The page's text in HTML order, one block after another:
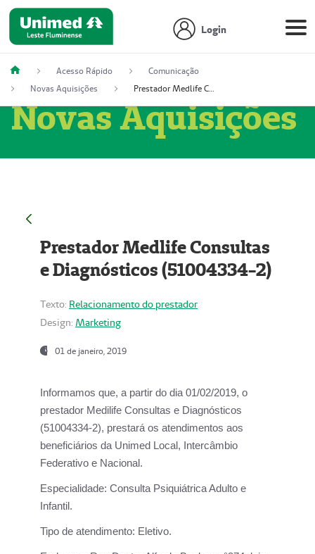
Login
Acesso Rápido
Comunicação
Novas Aquisições
Prestador Medlife Consultas e Diagnósticos (51004334-2)
Novas Aquisições
Prestador Medlife Consultas
e Diagnósticos (51004334-2)
Texto: Relacionamento do prestador
Design: Marketing
01 de janeiro, 2019
Informamos que, a partir do dia 01/02/2019, o
prestador Medilife Consultas e Diagnósticos
(51004334-2), prestará os atendimentos aos
beneficiários da Unimed Local, Intercâmbio
Federativo e Nacional.
Especialidade: Consulta Psiquiátrica Adulto e
Infantil.
Tipo de atendimento: Eletivo.